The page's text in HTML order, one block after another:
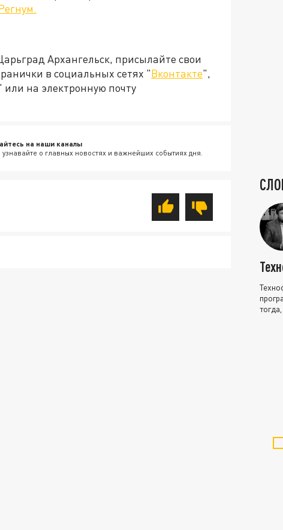
Архангельск, присылайте свои
в социальных сетях "Вконтакте",
или на электронную почту
на наши каналы
о главных новостях и важнейших событиях дня.